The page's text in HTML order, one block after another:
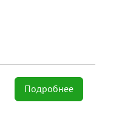
Подробнее